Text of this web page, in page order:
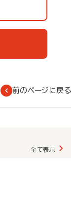
前のページに戻る
全て表示